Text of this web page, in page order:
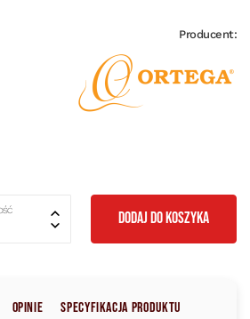
Producent:
DODAJ DO KOSZYKA
Opinie
Specyfikacja produktu